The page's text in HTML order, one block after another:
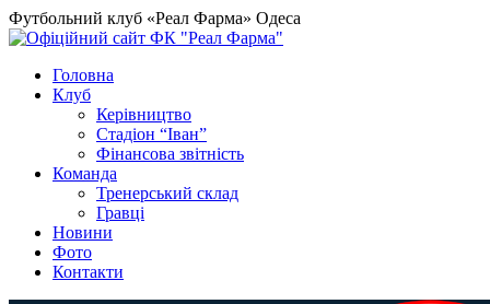
Футбольний клуб «Реал Фарма» Одеса
Головна
Клуб
Керівництво
Стадіон “Іван”
Фінансова звітність
Команда
Тренерський склад
Гравці
Новини
Фото
Контакти